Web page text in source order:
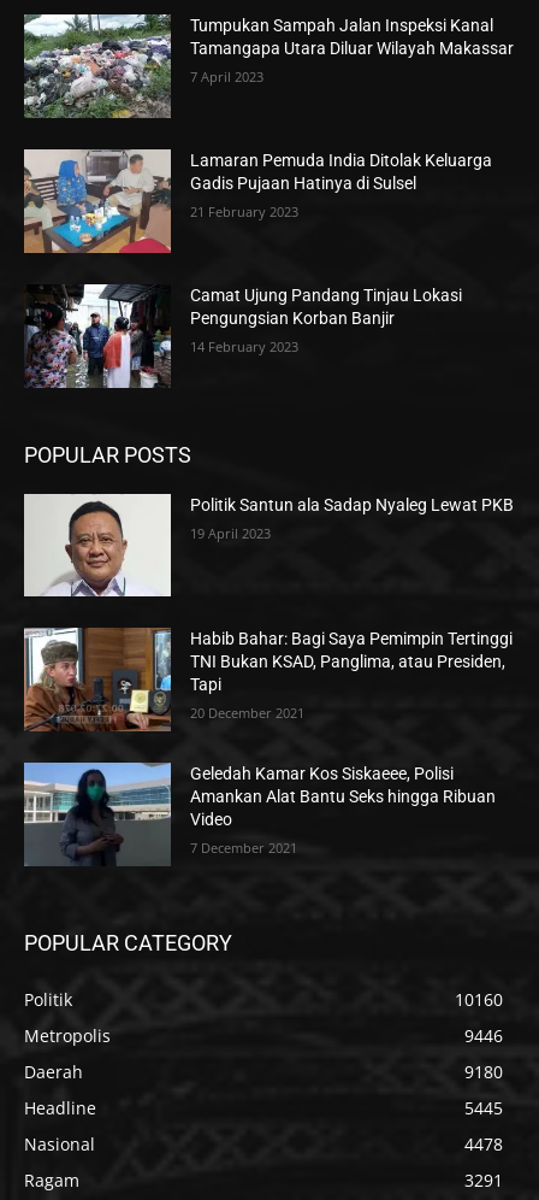
Tumpukan Sampah Jalan Inspeksi Kanal
Tamangapa Utara Diluar Wilayah Makassar
7 April 2023
Lamaran Pemuda India Ditolak Keluarga
Gadis Pujaan Hatinya di Sulsel
21 February 2023
Camat Ujung Pandang Tinjau Lokasi
Pengungsian Korban Banjir
14 February 2023
POPULAR POSTS
Politik Santun ala Sadap Nyaleg Lewat PKB
19 April 2023
Habib Bahar: Bagi Saya Pemimpin Tertinggi
TNI Bukan KSAD, Panglima, atau Presiden,
Tapi
20 December 2021
Geledah Kamar Kos Siskaeee, Polisi
Amankan Alat Bantu Seks hingga Ribuan
Video
7 December 2021
POPULAR CATEGORY
Politik
10160
Metropolis
9446
Daerah
9180
Headline
5445
Nasional
4478
Ragam
3291